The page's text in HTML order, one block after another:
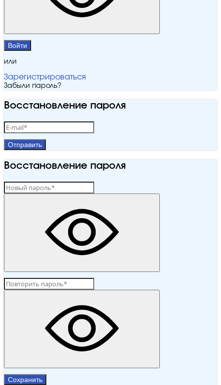
Войти
или
Зарегистрироваться
Забыли пароль?
Восстановление пароля
Отправить
Восстановление пароля
Сохранить